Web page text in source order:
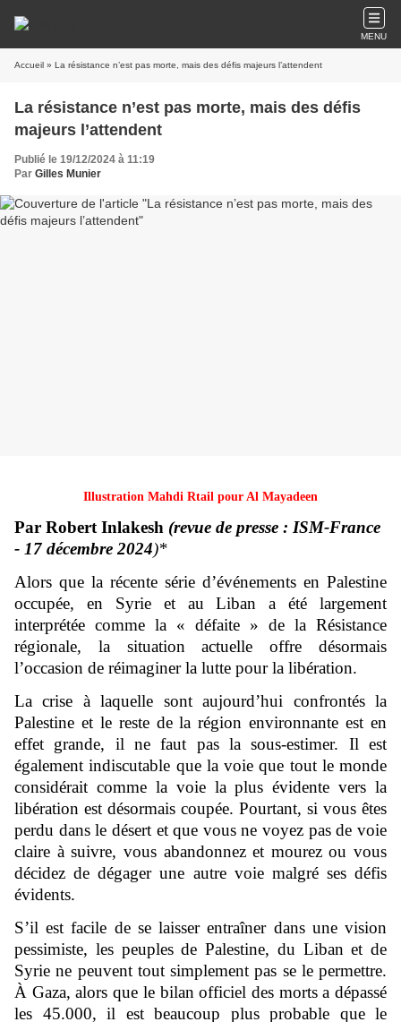
MENU
Accueil » La résistance n’est pas morte, mais des défis majeurs l’attendent
La résistance n’est pas morte, mais des défis
majeurs l’attendent
Publié le 19/12/2024 à 11:19
Par Gilles Munier
Illustration Mahdi Rtail pour Al Mayadeen
Par Robert Inlakesh (revue de presse : ISM-France
- 17 décembre 2024)*
Alors que la récente série d’événements en Palestine
occupée, en Syrie et au Liban a été largement
interprétée comme la « défaite » de la Résistance
régionale, la situation actuelle offre désormais
l’occasion de réimaginer la lutte pour la libération.
La crise à laquelle sont aujourd’hui confrontés la
Palestine et le reste de la région environnante est en
effet grande, il ne faut pas la sous-estimer. Il est
également indiscutable que la voie que tout le monde
considérait comme la voie la plus évidente vers la
libération est désormais coupée. Pourtant, si vous êtes
perdu dans le désert et que vous ne voyez pas de voie
claire à suivre, vous abandonnez et mourez ou vous
décidez de dégager une autre voie malgré ses défis
évidents.
S’il est facile de se laisser entraîner dans une vision
pessimiste, les peuples de Palestine, du Liban et de
Syrie ne peuvent tout simplement pas se le permettre.
À Gaza, alors que le bilan officiel des morts a dépassé
les 45.000, il est beaucoup plus probable que le